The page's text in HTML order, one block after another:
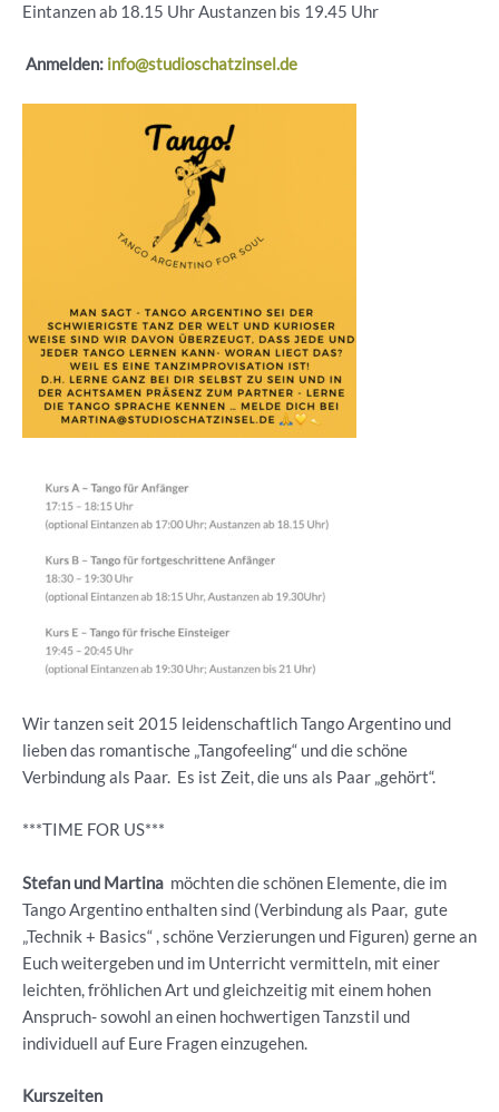
Eintanzen ab 18.15 Uhr Austanzen bis 19.45 Uhr
Anmelden: info@studioschatzinsel.de
Wir tanzen seit 2015 leidenschaftlich Tango Argentino und
lieben das romantische „Tangofeeling“ und die schöne
Verbindung als Paar. Es ist Zeit, die uns als Paar „gehört“.
***TIME FOR US***
Stefan und Martina möchten die schönen Elemente, die im
Tango Argentino enthalten sind (Verbindung als Paar, gute
„Technik + Basics“ , schöne Verzierungen und Figuren) gerne an
Euch weitergeben und im Unterricht vermitteln, mit einer
leichten, fröhlichen Art und gleichzeitig mit einem hohen
Anspruch- sowohl an einen hochwertigen Tanzstil und
individuell auf Eure Fragen einzugehen.
Kurszeiten